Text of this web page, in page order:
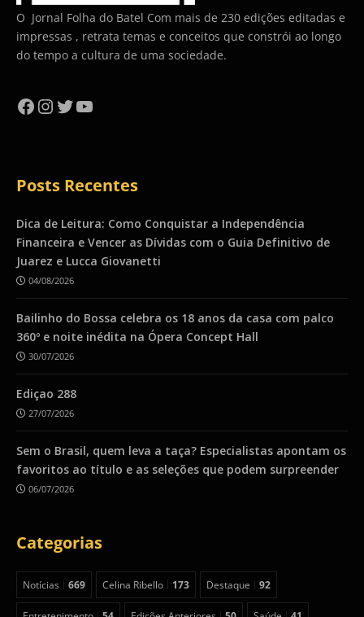
O Jornal Folha do Batel Com mais de 230 edições editadas e
impressas , retrata temas e conceitos que constrói ao longo
do tempo a cultura de uma sociedade.
Facebook
Instagram
Twitter
YouTube
Posts Recentes
Dica de Leitura: Como Conquistar a Independência
Financeira e Vencer as Dívidas com o Guia Definitivo de
Juarez e Lucca Giovanetti
04/08/2026
Bailinho do Bossa celebra os 18 anos da casa com palco
360º e noite inédita na Ópera Concept Hall
30/07/2026
Ediçao 288
27/07/2026
Sem o Brasil, quem leva a taça? Especialistas apontam os
favoritos ao título e as seleções que podem surpreender
06/07/2026
Categorias
Notícias 669 Celina Ribello 173 Destaque 92